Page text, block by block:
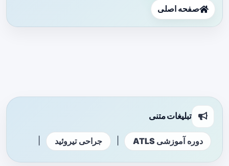
صفحه اصلی
تبلیغات متنی
دوره آموزشی ATLS جراحی تیروئید